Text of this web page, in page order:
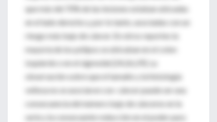
que más del 70% de las lesiones estaban ubicadas
en el lado derecho y, por lo tanto, asociadas con un
riesgo más bajo de cáncer. En otros reportes la
mayoría de los pólipos se ubicaban en el colon
izquierdo o en el sigmoide [24,26,29]. La
observación sobre que el tamaño y la histología
vellosa no se asociaron con cáncer puede ser una
consecuencia del número bajo de cánceres en la
serie y la consecuente reducción en el poder para